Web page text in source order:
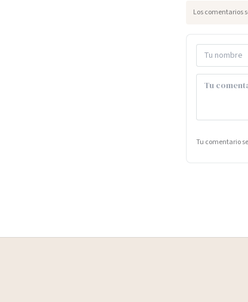
Los comentarios
Tu comentario